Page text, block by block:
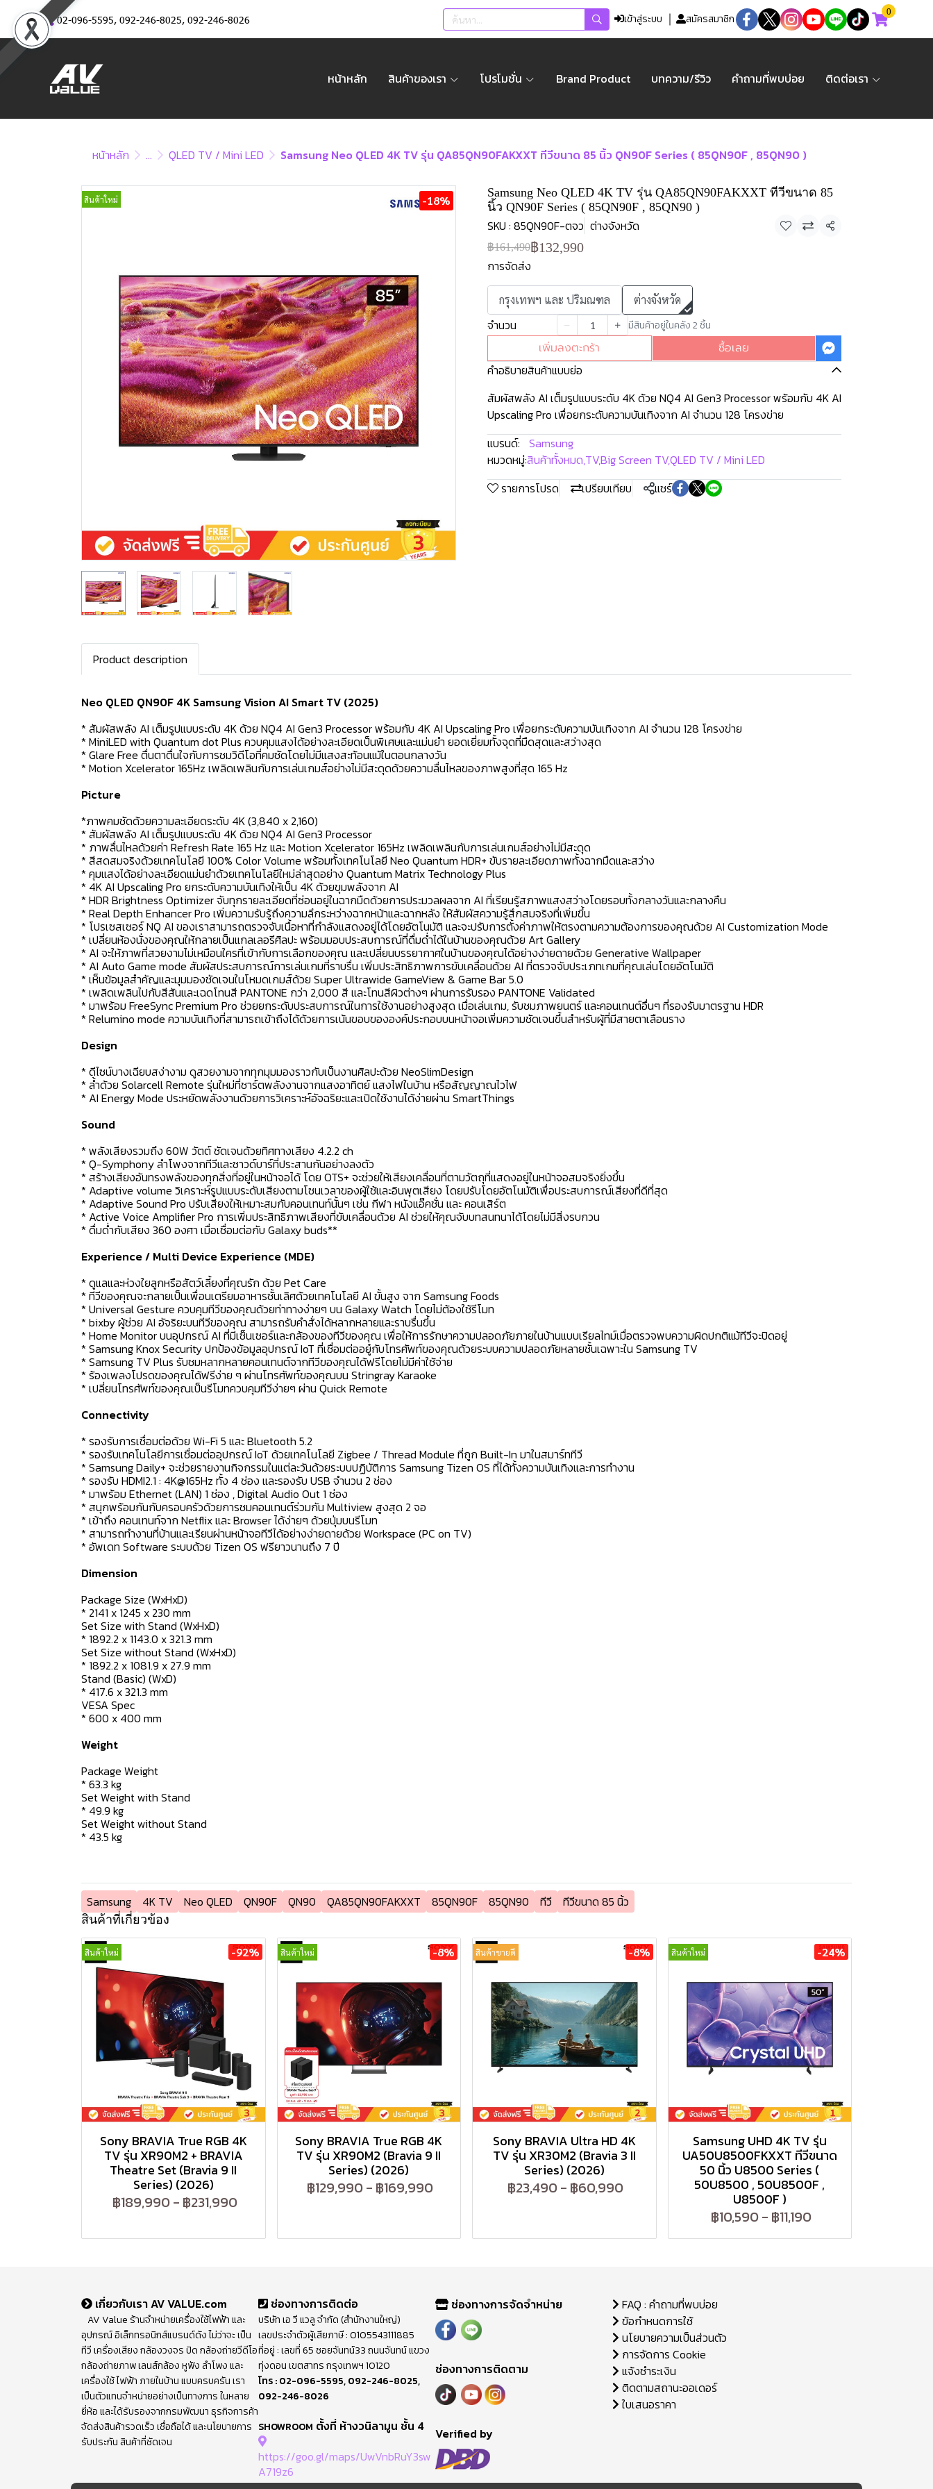
02-096-5595, 092-246-8025, 092-246-8026 เข้าสู่ระบบ สมัครสมาชิก
0
หน้าหลัก สินค้าของเรา โปรโมชั่น Brand Product บทความ/รีวิว คำถามที่พบบ่อย ติดต่อเรา
หน้าหลัก ... QLED TV / Mini LED Samsung Neo QLED 4K TV รุ่น QA85QN90FAKXXT ทีวีขนาด 85 นิ้ว QN90F Series ( 85QN90F , 85QN90 )
สินค้าใหม่ -18%
Samsung Neo QLED 4K TV รุ่น QA85QN90FAKXXT ทีวีขนาด 85
นิ้ว QN90F Series ( 85QN90F , 85QN90 )
SKU : 85QN90F-ตจว ต่างจังหวัด แชร์
฿161,490฿132,990
การจัดส่ง
กรุงเทพฯ และ ปริมณฑล ต่างจังหวัด
จำนวน มีสินค้าอยู่ในคลัง 2 ชิ้น
เพิ่มลงตะกร้า
ซื้อเลย
คำอธิบายสินค้าแบบย่อ
สัมผัสพลัง AI เต็มรูปแบบระดับ 4K ด้วย NQ4 AI Gen3 Processor พร้อมกับ 4K AI
Upscaling Pro เพื่อยกระดับความบันเทิงจาก AI จำนวน 128 โครงข่าย
แบรนด์: Samsung
หมวดหมู่:สินค้าทั้งหมด,TV,Big Screen TV,QLED TV / Mini LED
รายการโปรด
เปรียบเทียบ แชร์
Product description
Neo QLED QN90F 4K Samsung Vision AI Smart TV (2025)
* สัมผัสพลัง AI เต็มรูปแบบระดับ 4K ด้วย NQ4 AI Gen3 Processor พร้อมกับ 4K AI Upscaling Pro เพื่อยกระดับความบันเทิงจาก AI จำนวน 128 โครงข่าย
* MiniLED with Quantum dot Plus ควบคุมแสงได้อย่างละเอียดเป็นพิเศษและแม่นยำ ยอดเยี่ยมทั้งจุดที่มืดสุดและสว่างสุด
* Glare Free ตื่นตาตื่นใจกับการชมวิดีโอที่คมชัดโดยไม่มีแสงสะท้อนแม้ในตอนกลางวัน
* Motion Xcelerator 165Hz เพลิดเพลินกับการเล่นเกมส์อย่างไม่มีสะดุดด้วยความลื่นไหลของภาพสูงที่สุด 165 Hz
Picture
*ภาพคมชัดด้วยความละเอียดระดับ 4K (3,840 x 2,160)
* สัมผัสพลัง AI เต็มรูปแบบระดับ 4K ด้วย NQ4 AI Gen3 Processor
* ภาพลื่นไหลด้วยค่า Refresh Rate 165 Hz และ Motion Xcelerator 165Hz เพลิดเพลินกับการเล่นเกมส์อย่างไม่มีสะดุด
* สีสดสมจริงด้วยเทคโนโลยี 100% Color Volume พร้อมทั้งเทคโนโลยี Neo Quantum HDR+ ขับรายละเอียดภาพทั้งฉากมืดและสว่าง
* คุมแสงได้อย่างละเอียดแม่นยำด้วยเทคโนโลยีใหม่ล่าสุดอย่าง Quantum Matrix Technology Plus
* 4K AI Upscaling Pro ยกระดับความบันเทิงให้เป็น 4K ด้วยขุมพลังจาก AI
* HDR Brightness Optimizer จับทุกรายละเอียดที่ซ่อนอยู่ในฉากมืดด้วยการประมวลผลจาก AI ที่เรียนรู้สภาพแสงสว่างโดยรอบทั้งกลางวันและกลางคืน
* Real Depth Enhancer Pro เพิ่มความรับรู้ถึงความลึกระหว่างฉากหน้าและฉากหลัง ให้สัมผัสความรู้สึกสมจริงที่เพิ่มขึ้น
* โปรเซสเซอร์ NQ AI ของเราสามารถตรวจจับเนื้อหาที่กำลังแสดงอยู่ได้โดยอัตโนมัติ และจะปรับการตั้งค่าภาพให้ตรงตามความต้องการของคุณด้วย AI Customization Mode
* เปลี่ยนห้องนั่งของคุณให้กลายเป็นแกลเลอรีศิลปะ พร้อมมอบประสบการณ์ที่ดื่มด่ำได้ในบ้านของคุณด้วย Art Gallery
* AI จะให้ภาพที่สวยงามไม่เหมือนใครที่เข้ากับการเลือกของคุณ และเปลี่ยนบรรยากาศในบ้านของคุณได้อย่างง่ายดายด้วย Generative Wallpaper
* AI Auto Game mode สัมผัสประสบการณ์การเล่นเกมที่ราบรื่น เพิ่มประสิทธิภาพการขับเคลื่อนด้วย AI ที่ตรวจจับประเภทเกมที่คุณเล่นโดยอัตโนมัติ
* เห็นข้อมูลสำคัญและมุมมองชัดเจนในโหมดเกมส์ด้วย Super Ultrawide GameView & Game Bar 5.0
* เพลิดเพลินไปกับสีสันและเฉดโทนสี PANTONE กว่า 2,000 สี และโทนสีผิวต่างๆ ผ่านการรับรอง PANTONE Validated
* มาพร้อม FreeSync Premium Pro ช่วยยกระดับประสบการณ์ในการใช้งานอย่างสูงสุด เมื่อเล่นเกม, รับชมภาพยนตร์ และคอนเทนต์อื่นๆ ที่รองรับมาตรฐาน HDR
* Relumino mode ความบันเทิงที่สามารถเข้าถึงได้ด้วยการเน้นขอบขององค์ประกอบบนหน้าจอเพิ่มความชัดเจนขึ้นสำหรับผู้ที่มีสายตาเลือนราง
Design
* ดีไซน์บางเฉียบสง่างาม ดูสวยงามจากทุกมุมมองราวกับเป็นงานศิลปะด้วย NeoSlimDesign
* ล้ำด้วย Solarcell Remote รุ่นใหม่ที่ชาร์ตพลังงานจากแสงอาทิตย์ แสงไฟในบ้าน หรือสัญญาณไวไฟ
* AI Energy Mode ประหยัดพลังงานด้วยการวิเคราะห์อัจฉริยะและเปิดใช้งานได้ง่ายผ่าน SmartThings
Sound
* พลังเสียงรวมถึง 60W วัตต์ ชัดเจนด้วยทิศทางเสียง 4.2.2 ch
* Q-Symphony ลำโพงจากทีวีและซาวด์บาร์ที่ประสานกันอย่างลงตัว
* สร้างเสียงอันทรงพลังของทุกสิ่งที่อยู่ในหน้าจอได้ โดย OTS+ จะช่วยให้เสียงเคลื่อนที่ตามวัตถุที่แสดงอยู่ในหน้าจอสมจริงยิ่งขึ้น
* Adaptive volume วิเคราะห์รูปแบบระดับเสียงตามโซนเวลาของผู้ใช้และอินพุตเสียง โดยปรับโดยอัตโนมัติเพื่อประสบการณ์เสียงที่ดีที่สุด
* Adaptive Sound Pro ปรับเสียงให้เหมาะสมกับคอนเทนท์นั้นๆ เช่น กีฬา หนังแอ๊คชั่น และ คอนเสิร์ต
* Active Voice Amplifier Pro การเพิ่มประสิทธิภาพเสียงที่ขับเคลื่อนด้วย AI ช่วยให้คุณจับบทสนทนาได้โดยไม่มีสิ่งรบกวน
* ดื่มด่ำกับเสียง 360 องศา เมื่อเชื่อมต่อกับ Galaxy buds**
Experience / Multi Device Experience (MDE)
* ดูแลและห่วงใยลูกหรือสัตว์เลี้ยงที่คุณรัก ด้วย Pet Care
* ทีวีของคุณจะกลายเป็นเพื่อนเตรียมอาหารชั้นเลิศด้วยเทคโนโลยี AI ขั้นสูง จาก Samsung Foods
* Universal Gesture ควบคุมทีวีของคุณด้วยท่าทางง่ายๆ บน Galaxy Watch โดยไม่ต้องใช้รีโมท
* bixby ผู้ช่วย AI อัจริยะบนทีวีของคุณ สามารถรับคำสั่งได้หลากหลายและราบรื่นขึ้น
* Home Monitor บนอุปกรณ์ AI ที่มีเซ็นเซอร์และกล้องของทีวีของคุณ เพื่อให้การรักษาความปลอดภัยภายในบ้านแบบเรียลไทม์เมื่อตรวจพบความผิดปกติแม้ทีวีจะปิดอยู่
* Samsung Knox Security ปกป้องข้อมูลอุปกรณ์ IoT ที่เชื่อมต่ออยู๋กับโทรศัพท์ของคุณด้วยระบบความปลอดภัยหลายชั้นเฉพาะใน Samsung TV
* Samsung TV Plus รับชมหลากหลายคอนเทนต์จากทีวีของคุณได้ฟรีโดยไม่มีค่าใช้จ่าย
* ร้องเพลงโปรดของคุณได้ฟรีง่าย ๆ ผ่านโทรศัพท์ของคุณบน Stringray Karaoke
* เปลี่ยนโทรศัพท์ของคุณเป็นรีโมทควบคุมทีวีง่ายๆ ผ่าน Quick Remote
Connectivity
* รองรับการเชื่อมต่อด้วย Wi-Fi 5 และ Bluetooth 5.2
* รองรับเทคโนโลยีการเชื่อมต่ออุปกรณ์ IoT ด้วยเทคโนโลยี Zigbee / Thread Module ที่ถูก Built-In มาในสมาร์ททีวี
* Samsung Daily+ จะช่วยรายงานกิจกรรมในแต่ละวันด้วยระบบปฏิบัติการ Samsung Tizen OS ที่ได้ทั้งความบันเทิงและการทำงาน
* รองรับ HDMI2.1 : 4K@165Hz ทั้ง 4 ช่อง และรองรับ USB จำนวน 2 ช่อง
* มาพร้อม Ethernet (LAN) 1 ช่อง , Digital Audio Out 1 ช่อง
* สนุกพร้อมกันกับครอบครัวด้วยการชมคอนเทนต์ร่วมกัน Multiview สูงสุด 2 จอ
* เข้าถึง คอนเทนท์จาก Netflix และ Browser ได้ง่ายๆ ด้วยปุ่มบนรีโมท
* สามารถทำงานที่บ้านและเรียนผ่านหน้าจอทีวีได้อย่างง่ายดายด้วย Workspace (PC on TV)
* อัพเดท Software ระบบด้วย Tizen OS ฟรียาวนานถึง 7 ปี
Dimension
Package Size (WxHxD)
* 2141 x 1245 x 230 mm
Set Size with Stand (WxHxD)
* 1892.2 x 1143.0 x 321.3 mm
Set Size without Stand (WxHxD)
* 1892.2 x 1081.9 x 27.9 mm
Stand (Basic) (WxD)
* 417.6 x 321.3 mm
VESA Spec
* 600 x 400 mm
Weight
Package Weight
* 63.3 kg
Set Weight with Stand
* 49.9 kg
Set Weight without Stand
* 43.5 kg
Samsung 4K TV Neo QLED QN90F QN90 QA85QN90FAKXXT 85QN90F 85QN90 ทีวี ทีวีขนาด 85 นิ้ว
สินค้าที่เกี่ยวข้อง
สินค้าใหม่ -92%
Sony BRAVIA True RGB 4K
TV รุ่น XR90M2 + BRAVIA
Theatre Set (Bravia 9 II
Series) (2026)
฿189,990- ฿231,990
สินค้าใหม่ -8%
Sony BRAVIA True RGB 4K
TV รุ่น XR90M2 (Bravia 9 II
Series) (2026)
฿129,990- ฿169,990
สินค้าขายดี -8%
Sony BRAVIA Ultra HD 4K
TV รุ่น XR30M2 (Bravia 3 II
Series) (2026)
฿23,490- ฿60,990
สินค้าใหม่ -24%
Samsung UHD 4K TV รุ่น
UA50U8500FKXXT ทีวีขนาด
50 นิ้ว U8500 Series (
50U8500 , 50U8500F ,
U8500F )
฿10,590- ฿11,190
เกี่ยวกับเรา AV VALUE.com
AV Value ร้านจำหน่ายเครื่องใช้ไฟฟ้า และ
อุปกรณ์ อิเล็กทรอนิกส์แบรนด์ดัง ไม่ว่าจะ เป็น
ทีวี เครื่องเสียง กล้องวงจร ปิด กล้องถ่ายวีดีโอ
กล้องถ่ายภาพ เลนส์กล้อง หูฟัง ลำโพง และ
เครื่องใช้ ไฟฟ้า ภายในบ้าน แบบครบครัน เรา
เป็นตัวแทนจำหน่ายอย่างเป็นทางการ ในหลาย
ยี่ห้อ และได้รับรองจากกรมพัฒนา ธุรกิจการค้า
จัดส่งสินค้ารวดเร็ว เชื่อถือได้ และนโยบายการ
รับประกัน สินค้าที่ชัดเจน
ช่องทางการติดต่อ
บริษัท เอ วี แวลู จำกัด (สำนักงานใหญ่)
เลขประจำตัวผู้เสียภาษี : 0105543111885
ที่อยู่ : เลขที่ 65 ซอยจันทน์33 ถนนจันทน์ แขวง
ทุ่งดอน เขตสาทร กรุงเทพฯ 10120
โทร :02-096-5595,092-246-8025,
092-246-8026
SHOWROOM ตั้งที่ ห้างวนิลามูน ชั้น 4
https://goo.gl/maps/UwVnbRuY3sw
A719z6
ช่องทางการจัดจำหน่าย
ช่องทางการติดตาม
Verified by
FAQ : คำถามที่พบบ่อย
ข้อกำหนดการใช้
นโยบายความเป็นส่วนตัว
การจัดการ Cookie
แจ้งชำระเงิน
ติดตามสถานะออเดอร์
ใบเสนอราคา